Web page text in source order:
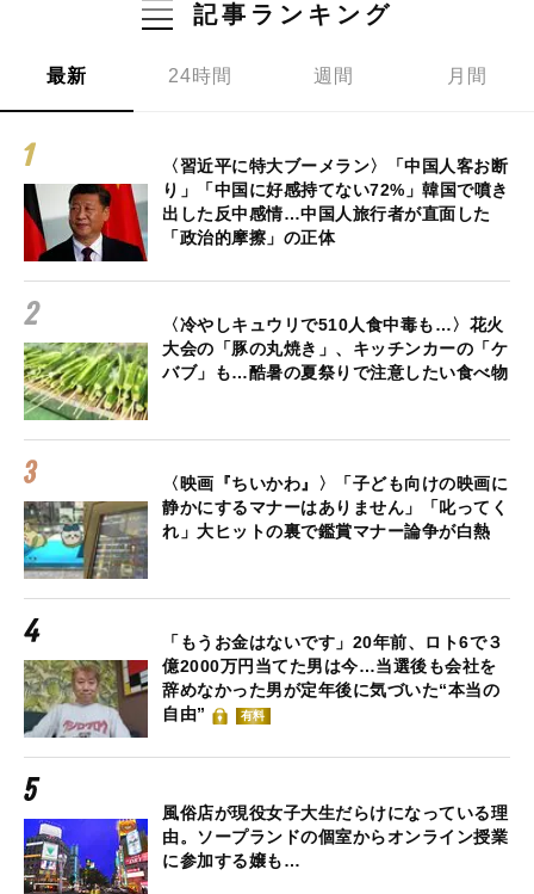
記事ランキング
最新 24時間 週間 月間
〈習近平に特大ブーメラン〉「中国人客お断
り」「中国に好感持てない72%」韓国で噴き
出した反中感情…中国人旅行者が直面した
「政治的摩擦」の正体
〈冷やしキュウリで510人食中毒も…〉花火
大会の「豚の丸焼き」、キッチンカーの「ケ
バブ」も…酷暑の夏祭りで注意したい食べ物
〈映画『ちいかわ』〉「子ども向けの映画に
静かにするマナーはありません」「叱ってく
れ」大ヒットの裏で鑑賞マナー論争が白熱
「もうお金はないです」20年前、ロト6で３
億2000万円当てた男は今…当選後も会社を
辞めなかった男が定年後に気づいた“本当の
自由”
有料
風俗店が現役女子大生だらけになっている理
由。ソープランドの個室からオンライン授業
に参加する嬢も…